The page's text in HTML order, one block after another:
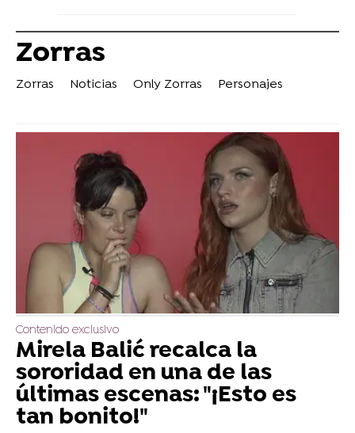
Zorras
Zorras Noticias Only Zorras Personajes
Contenido exclusivo
Mirela Balić recalca la
sororidad en una de las
últimas escenas: "¡Esto es
tan bonito!"